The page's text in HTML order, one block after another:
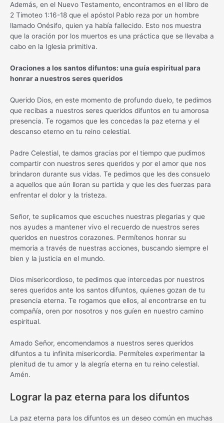
Además, en el Nuevo Testamento, encontramos en el libro de
2 Timoteo 1:16-18 que el apóstol Pablo reza por un hombre
llamado Onésifo, quien ya había fallecido. Esto nos muestra
que la oración por los muertos es una práctica que se llevaba a
cabo en la Iglesia primitiva.
Oraciones a los santos difuntos: una guía espiritual para
honrar a nuestros seres queridos
Querido Dios, en este momento de profundo duelo, te pedimos
que recibas a nuestros seres queridos difuntos en tu amorosa
presencia. Te rogamos que les concedas la paz eterna y el
descanso eterno en tu reino celestial.
Padre Celestial, te damos gracias por el tiempo que pudimos
compartir con nuestros seres queridos y por el amor que nos
brindaron durante sus vidas. Te pedimos que les des consuelo
a aquellos que aún lloran su partida y que les des fuerzas para
enfrentar el dolor y la tristeza.
Señor, te suplicamos que escuches nuestras plegarias y que
nos ayudes a mantener vivo el recuerdo de nuestros seres
queridos en nuestros corazones. Permítenos honrar su
memoria a través de nuestras acciones, buscando siempre el
bien y la justicia en el mundo.
Dios misericordioso, te pedimos que intercedas por nuestros
seres queridos ante los santos difuntos, quienes gozan de tu
presencia eterna. Te rogamos que ellos, al encontrarse en tu
compañía, oren por nosotros y nos guíen en nuestro camino
espiritual.
Amado Señor, encomendamos a nuestros seres queridos
difuntos a tu infinita misericordia. Permíteles experimentar la
plenitud de tu amor y la alegría eterna en tu reino celestial.
Amén.
Lograr la paz eterna para los difuntos
La paz eterna para los difuntos es un deseo común en muchas